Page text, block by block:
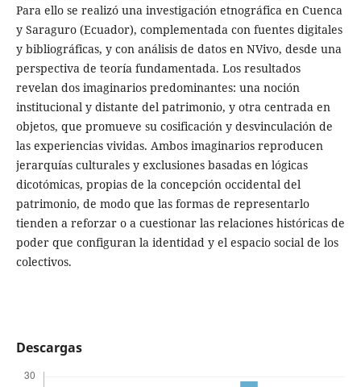
Para ello se realizó una investigación etnográfica en Cuenca
y Saraguro (Ecuador), complementada con fuentes digitales
y bibliográficas, y con análisis de datos en NVivo, desde una
perspectiva de teoría fundamentada. Los resultados
revelan dos imaginarios predominantes: una noción
institucional y distante del patrimonio, y otra centrada en
objetos, que promueve su cosificación y desvinculación de
las experiencias vividas. Ambos imaginarios reproducen
jerarquías culturales y exclusiones basadas en lógicas
dicotómicas, propias de la concepción occidental del
patrimonio, de modo que las formas de representarlo
tienden a reforzar o a cuestionar las relaciones históricas de
poder que configuran la identidad y el espacio social de los
colectivos.
Descargas